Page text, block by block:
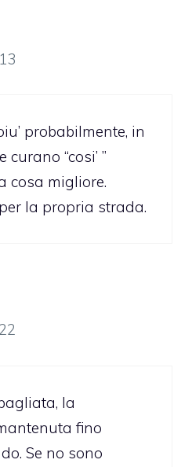
probabilmente, in
“cosi’ ”
cosa migliore.
la propria strada.
la
fino
Se no sono